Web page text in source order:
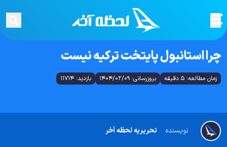
چرا استانبول پایتخت ترکیه نیست
زمان مطالعه: 5 دقیقه بروزرسانی: 1404/02/09 بازدید: 11714
تحریریه لحظه آخر نویسنده